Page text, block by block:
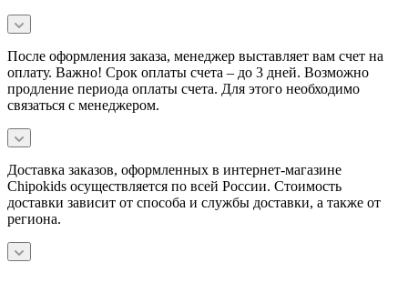
После оформления заказа, менеджер выставляет вам счет на
оплату. Важно! Срок оплаты счета – до 3 дней. Возможно
продление периода оплаты счета. Для этого необходимо
связаться с менеджером.
Доставка заказов, оформленных в интернет-магазине
Chipokids осуществляется по всей России. Стоимость
доставки зависит от способа и службы доставки, а также от
региона.